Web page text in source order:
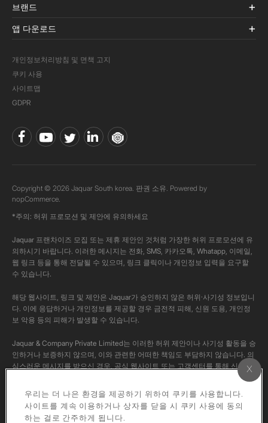
브랜드
앱 다운로드
개인정보처리방침 및 면책 고지
쿠키 사용
사이트맵
GDPR
Copyright © 2026 Jaquar South korea. 판권 소유. Powered by
nopCommerce.
*주의: 허위 프로모션 및 제안에 유의하세요
Jaquar 프랜차이즈 모집 또는 제휴 제안인 것처럼 가장한 허위 프로모션에 유
의하시기 바랍니다. 이러한 메시지는 전화, SMS, 카카오톡, Whatapp, 이메일,
웹 링크 등을 통해 전달될 수 있으며, 링크 클릭이나 개인정보 입력을 요구할
수 있습니다.
해당 웹사이트, 링크 및 제안은 Jaquar가 승인하지 않은 허위·사기성 정보입니
다. 이에 응답하거나 개인정보를 제공할 경우 금전적 피해, 신원 도용, 개인정
보 악용 등의 피해가 발생할 수 있습니다.
Jaquar & Company Private Limited는 이러한 허위 제안이나 사기성 활동을 승
인하거나 보증하지 않으며, 이와 관련한 어떠한 책임도 부담하지 않습니다. 의
심스러운 메시지를 받으신 경우, 공식 웹사이트 또는 고객센터를 통해 신고해
본 채널의 모든 콘텐츠는 Jaquar의 공식 콘텐츠입니다. 저작권법에 따라 해당
영상을 개인 계정에 다운로드하거나 재업로드하는 행위는 엄격히 금지됩니다.
우리는 더 나은 환경을 제공하기 위하여 쿠키를 사용합니다.
사이트를 계속 이용하거나 상자를 닫을 시 쿠키 사용에 동의
하는 걸로 간주하게 됩니다.